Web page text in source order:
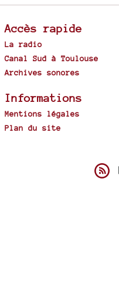
Accès rapide
La radio
Canal Sud à Toulouse
Archives sonores
Informations
Mentions légales
Plan du site